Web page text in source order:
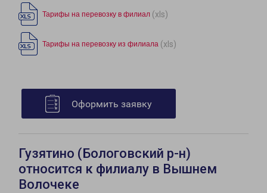
Тарифы на перевозку в филиал (xls)
Тарифы на перевозку из филиала (xls)
Оформить заявку
Гузятино (Бологовский р-н)
относится к филиалу в Вышнем
Волочеке